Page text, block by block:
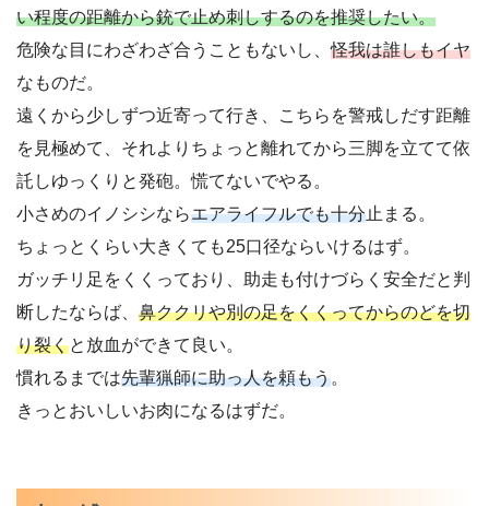
い程度の距離から銃で止め刺しするのを推奨したい。
危険な目にわざわざ合うこともないし、怪我は誰しもイヤ
なものだ。
遠くから少しずつ近寄って行き、こちらを警戒しだす距離
を見極めて、それよりちょっと離れてから三脚を立てて依
託しゆっくりと発砲。慌てないでやる。
小さめのイノシシならエアライフルでも十分止まる。
ちょっとくらい大きくても25口径ならいけるはず。
ガッチリ足をくくっており、助走も付けづらく安全だと判
断したならば、 鼻ククリや別の足をくくってからのどを切
り裂くと放血ができて良い。
慣れるまでは先輩猟師に助っ人を頼もう。
きっとおいしいお肉になるはずだ。